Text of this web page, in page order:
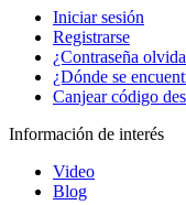
Iniciar sesión
Registrarse
¿Contraseña
¿Dónde se
Canjear código
Información de interés
Video
Blog